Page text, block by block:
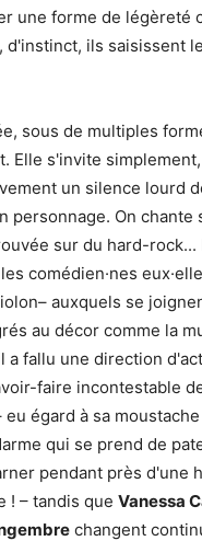
une forme de légèreté
ils saisissent
sous de multiples
Elle s'invite
un silence lourd
personnage. On
sur du hard-
comédien·nes
auxquels se
au décor comme la
fallu une direction
faire incontestable
eu égard à sa
qui se prend de
pendant près d'une
! – tandis que Vanessa
changent